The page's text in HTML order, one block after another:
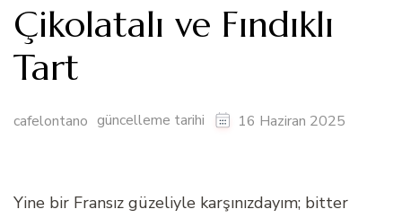
Çikolatalı ve Fındıklı
Tart
cafelontano güncelleme tarihi 16 Haziran 2025
Yine bir Fransız güzeliyle karşınızdayım; bitter